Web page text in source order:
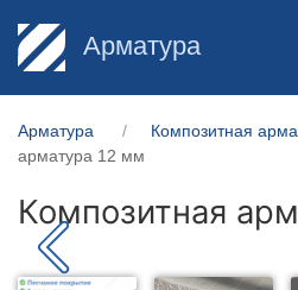
Арматура
Арматура Композитная
арматура 12 мм
Композитная